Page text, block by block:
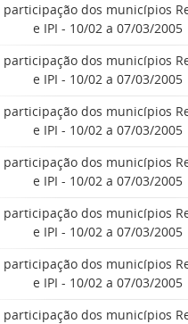
dos municípios
e IPI - 10/02 a 07/03/2005
dos municípios
e IPI - 10/02 a 07/03/2005
dos municípios
e IPI - 10/02 a 07/03/2005
dos municípios
e IPI - 10/02 a 07/03/2005
dos municípios
e IPI - 10/02 a 07/03/2005
dos municípios
e IPI - 10/02 a 07/03/2005
dos municípios